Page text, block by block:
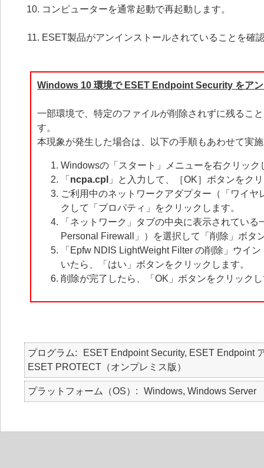
コンピューターを通常起動で再起動します。
ESET製品がアンインストールされていることを確
Windows 10 環境で ESET Endpoint Security をア
一部環境で、特定のファイルが削除されずに残るこ
す。
本現象が発生した場合は、以下の手順もあわせて実
Windowsの「スタート」メニューを右クリッ
「 ncpa.cpl
」と入力して、［OK］ボタンをク
ご利用中のネットワークアダプター（「ワイ
クして「プロパティ」をクリックします。
「ネットワーク」タブの中央に表示されてい
Personal Firewall」）を選択して「削除」ボタ
「Epfw NDIS LightWeight Filter の削除」ウイ
いたら、「はい」ボタンをクリックします。
削除が完了したら、「OK」ボタンをクリック
プログラム
ESET Endpoint Security, ESET Endpoint
ESET PROTECT（オンプレミス版）
プラットフォーム（OS） Windows, Windows Server